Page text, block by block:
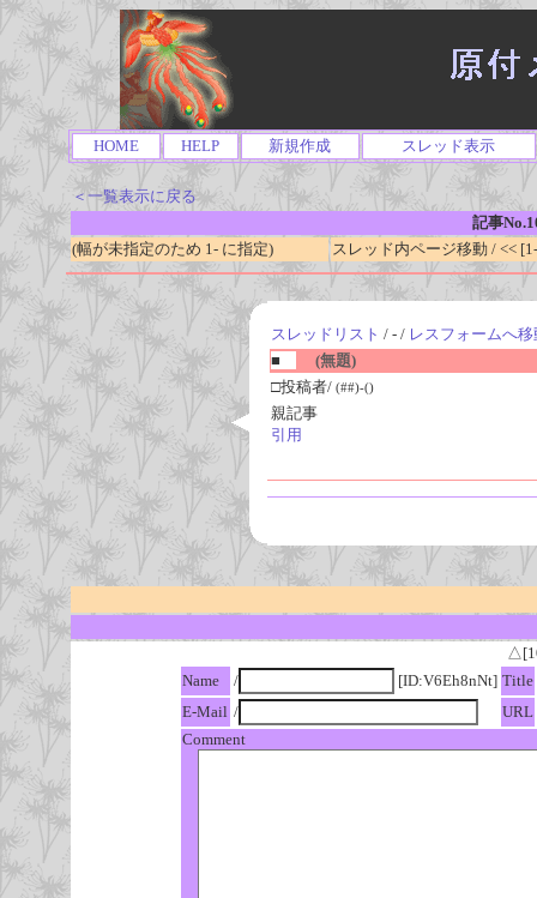
HOME HELP 新規作成 スレッド表示
＜一覧表示に戻る
記事
(幅が未指定のため 1- に指定)
スレッド内ページ移動 / <<
スレッドリスト / - / レスフォームへ移
■
(無題)
□投稿者/ (##)-()
親記事
引用
Name
/ [ID:V6Eh8nNt] Title
E-Mail /
URL
Comment